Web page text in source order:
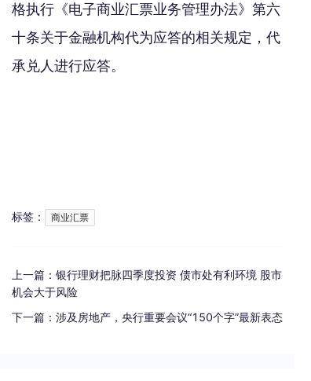
格执行《电子商业汇票业务管理办法》第六
十条关于金融机构代为应答的相关规定，代
承兑人进行应答。
标签： 商业汇票
上一篇： 银行理财把脉四季度投资 债市处有利环境 股市
机会大于风险
下一篇： 涉及房地产，央行重要会议“150个字”最新表态